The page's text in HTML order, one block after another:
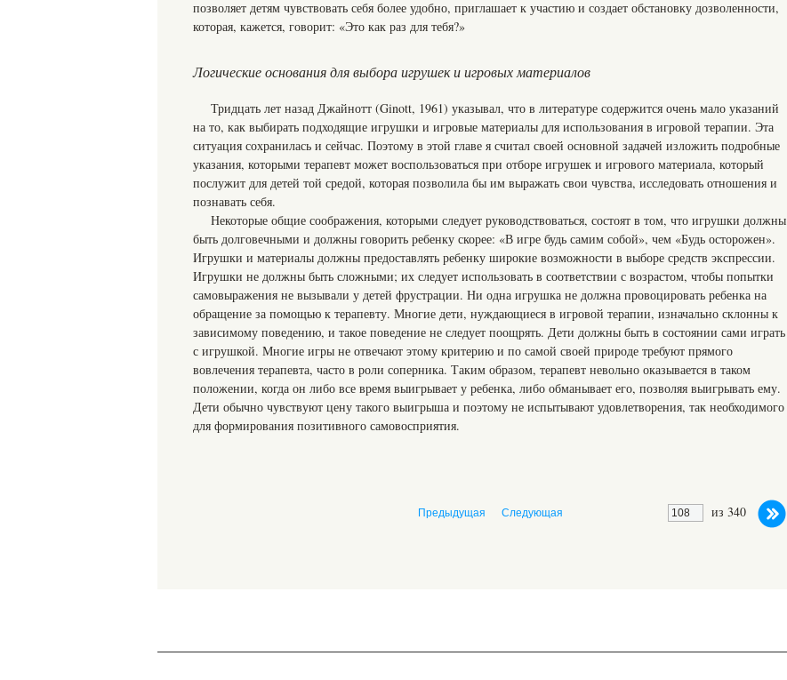
позволяет детям чувствовать себя более удобно, приглашает к участию и создает обстановку дозволенности,
которая, кажется, говорит: «Это как раз для тебя?»
Логические основания для выбора игрушек и игровых материалов
Тридцать лет назад Джайнотт (Ginott, 1961) указывал, что в литературе содержится очень мало указаний
на то, как выбирать подходящие игрушки и игровые материалы для использования в игровой терапии. Эта
ситуация сохранилась и сейчас. Поэтому в этой главе я считал своей основной задачей изложить подробные
указания, которыми терапевт может воспользоваться при отборе игрушек и игрового материала, который
послужит для детей той средой, которая позволила бы им выражать свои чувства, исследовать отношения и
познавать себя.
Некоторые общие соображения, которыми следует руководствоваться, состоят в том, что игрушки должны
быть долговечными и должны говорить ребенку скорее: «В игре будь самим собой», чем «Будь осторожен».
Игрушки и материалы должны предоставлять ребенку широкие возможности в выборе средств экспрессии.
Игрушки не должны быть сложными; их следует использовать в соответствии с возрастом, чтобы попытки
самовыражения не вызывали у детей фрустрации. Ни одна игрушка не должна провоцировать ребенка на
обращение за помощью к терапевту. Многие дети, нуждающиеся в игровой терапии, изначально склонны к
зависимому поведению, и такое поведение не следует поощрять. Дети должны быть в состоянии сами играть
с игрушкой. Многие игры не отвечают этому критерию и по самой своей природе требуют прямого
вовлечения терапевта, часто в роли соперника. Таким образом, терапевт невольно оказывается в таком
положении, когда он либо все время выигрывает у ребенка, либо обманывает его, позволяя выигрывать ему.
Дети обычно чувствуют цену такого выигрыша и поэтому не испытывают удовлетворения, так необходимого
для формирования позитивного самовосприятия.
из 340
Предыдущая Следующая